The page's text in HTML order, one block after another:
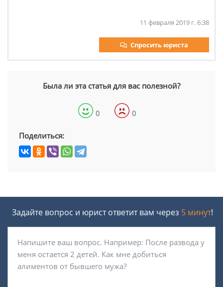
11 февраля 2019 г. 6:38
Спросить юриста
Была ли эта статья для вас полезной?
0 0
Поделиться:
Задайте вопрос и юрист ответит вам через 5 минут!